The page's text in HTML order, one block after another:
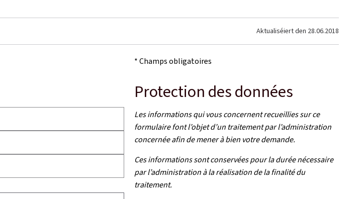
Aktualiséiert den 28.06.2018
* Champs obligatoires
Protection des données
Les informations qui vous concernent recueillies sur ce
formulaire font l’objet d’un traitement par l’administration
concernée afin de mener à bien votre demande.
Ces informations sont conservées pour la durée nécessaire
par l’administration à la réalisation de la finalité du
traitement.